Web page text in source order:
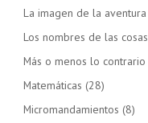
La imagen de la aventura
Los nombres de las cosas
Más o menos lo contrario
Matemáticas (28)
Micromandamientos (8)